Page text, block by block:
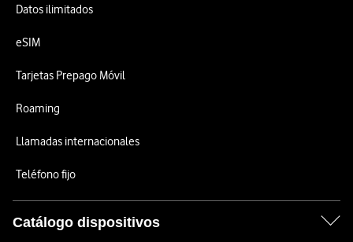
Datos ilimitados
eSIM
Tarjetas Prepago Móvil
Roaming
Llamadas internacionales
Teléfono fijo
Catálogo dispositivos